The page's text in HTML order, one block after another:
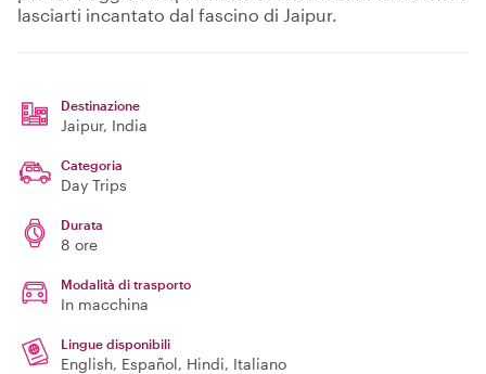
lasciarti incantato dal fascino di Jaipur.
Destinazione
Jaipur, India
Categoria
Day Trips
Durata
8 ore
Modalità di trasporto
In macchina
Lingue disponibili
English, Español, Hindi, Italiano